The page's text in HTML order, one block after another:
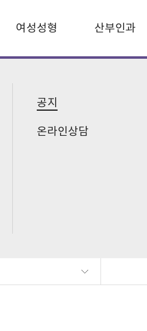
여성성형 산부인과
담
공지
온라인상담